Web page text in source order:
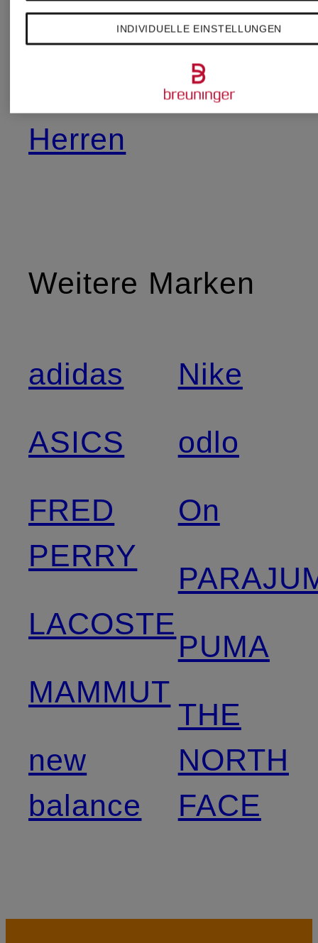
SALOMON
Schuhe für
Herren
Zubehör
Weitere Marken
adidas
ASICS
FRED
PERRY
LACOSTE
MAMMUT
new
balance
Nike
odlo
On
PUMA
THE
NORTH
FACE
INDIVIDUELLE EINSTELLUNGEN